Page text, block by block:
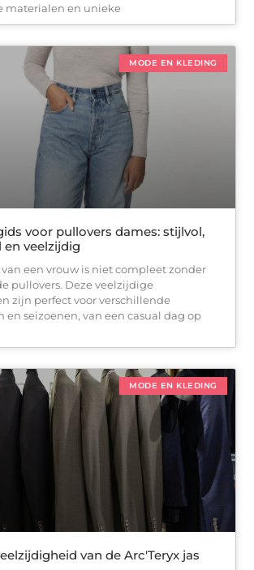
materialen en unieke
MODE EN KLEDING
voor pullovers dames: stijlvol,
veelzijdig
een vrouw is niet compleet zonder
pullovers. Deze veelzijdige
zijn perfect voor verschillende
en seizoenen, van een casual dag op
MODE EN KLEDING
van de Arc'Teryx jas